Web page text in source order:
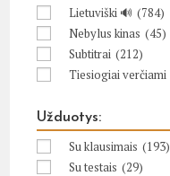
Lietuviški 🔊 (784)
Nebylus kinas (45)
Subtitrai (212)
Tiesiogiai verčiami
Užduotys:
Su klausimais (193)
Su testais (29)